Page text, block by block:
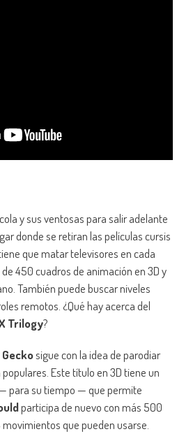
y sus ventosas para salir adelante
donde se retiran las películas cursis
que matar televisores en cada
450 cuadros de animación en 3D y
También puede buscar niveles
remotos. ¿Qué hay acerca del
Trilogy?
sigue con la idea de parodiar
Este título en 3D tiene un
para su tiempo — que permite
participa de nuevo con más 500
que pueden usarse.